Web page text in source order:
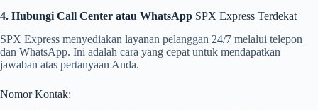
4. Hubungi Call Center atau WhatsApp SPX Express Terdekat
SPX Express menyediakan layanan pelanggan 24/7 melalui telepon
dan WhatsApp. Ini adalah cara yang cepat untuk mendapatkan
jawaban atas pertanyaan Anda.
Nomor Kontak: